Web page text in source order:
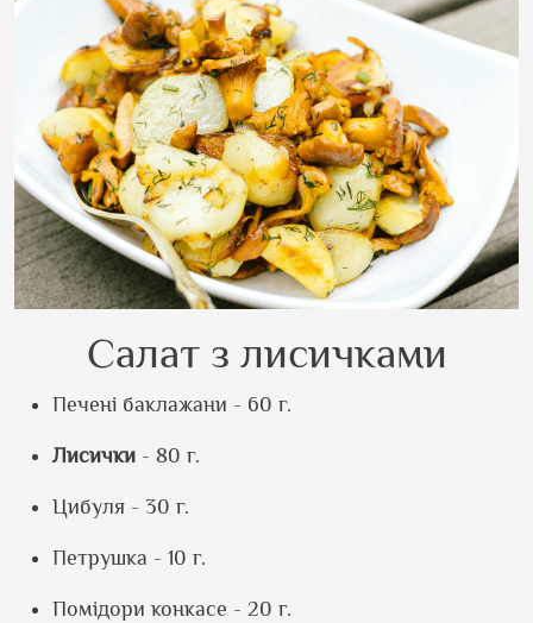
Салат з лисичками
Печені баклажани - 60 г.
Лисички - 80 г.
Цибуля - 30 г.
Петрушка - 10 г.
Помідори конкасе - 20 г.